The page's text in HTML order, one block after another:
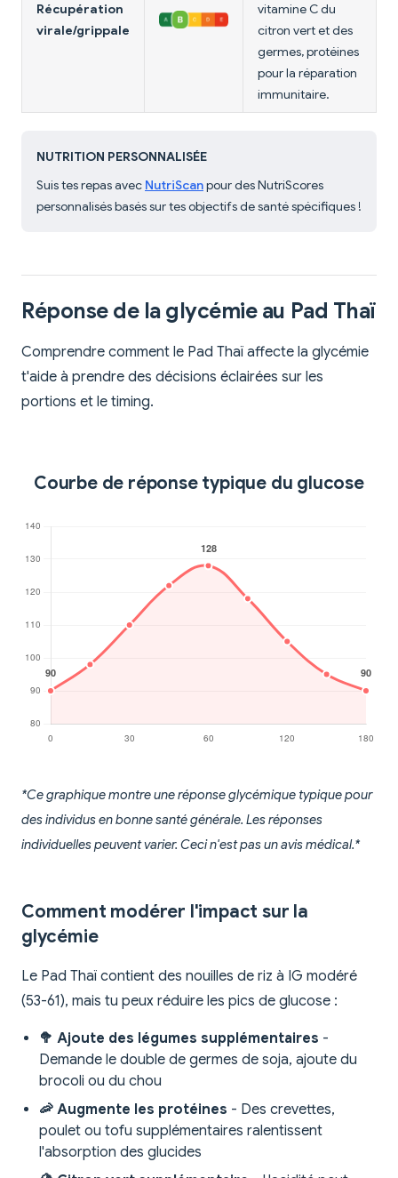
Récupération
virale/grippale
vitamine C du
citron vert et des
germes, protéines
pour la réparation
immunitaire.
NUTRITION PERSONNALISÉE
Suis tes repas avec NutriScanpour des NutriScores
personnalisés basés sur tes objectifs de santé spécifiques !
Réponse de la glycémie au Pad Thaï
Comprendre comment le Pad Thaï affecte la glycémie
t'aide à prendre des décisions éclairées sur les
portions et le timing.
Courbe de réponse typique du glucose
*Ce graphique montre une réponse glycémique typique pour
des individus en bonne santé générale. Les réponses
individuelles peuvent varier. Ceci n'est pas un avis médical.*
Comment modérer l'impact sur la
glycémie
Le Pad Thaï contient des nouilles de riz à IG modéré
(53-61), mais tu peux réduire les pics de glucose :
🥦 Ajoute des légumes supplémentaires -
Demande le double de germes de soja, ajoute du
brocoli ou du chou
🦐 Augmente les protéines - Des crevettes,
poulet ou tofu supplémentaires ralentissent
l'absorption des glucides